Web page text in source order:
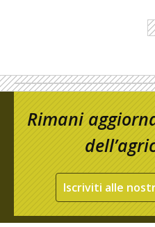
Rimani
Iscriviti alle